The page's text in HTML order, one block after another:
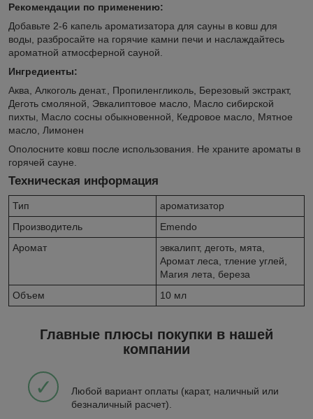
Рекомендации по применению:
Добавьте 2-6 капель ароматизатора для сауны в ковш для
воды, разбросайте на горячие камни печи и наслаждайтесь
ароматной атмосферной сауной.
Ингредиенты:
Аква, Алкоголь денат., Пропиленгликоль, Березовый экстракт,
Деготь смоляной, Эвкалиптовое масло, Масло сибирской
пихты, Масло сосны обыкновенной, Кедровое масло, Мятное
масло, Лимонен
Ополосните ковш после использования. Не храните ароматы в
горячей сауне.
Техническая информация
Тип
ароматизатор
Производитель
Emendo
Аромат
эвкалипт, деготь, мята,
Аромат леса, тление углей,
Магия лета, береза
Объем
10 мл
Главные плюсы покупки в нашей
компании
✓
Любой вариант оплаты (карат, наличный или
безналичный расчет).